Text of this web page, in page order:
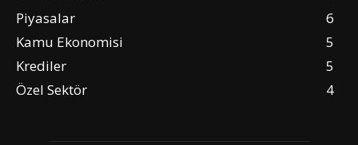
Piyasalar
6
Kamu Ekonomisi
5
Krediler
5
Özel Sektör
4